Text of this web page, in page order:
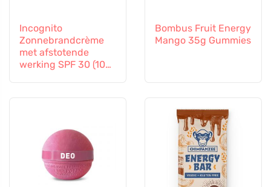
Incognito
Zonnebrandcrème
met afstotende
werking SPF 30 (100
Bombus Fruit Energy
Mango 35g Gummies